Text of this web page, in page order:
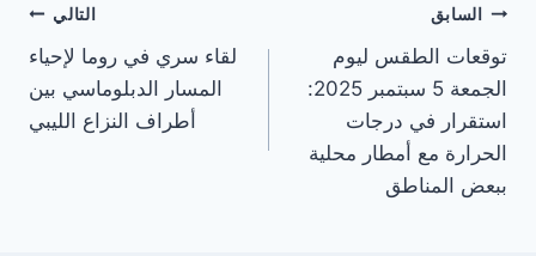
تصفّح
المقالات
السابق
توقعات الطقس ليوم
الجمعة 5 سبتمبر 2025:
استقرار في درجات
الحرارة مع أمطار محلية
ببعض المناطق
التالي
لقاء سري في روما لإحياء
المسار الدبلوماسي بين
أطراف النزاع الليبي